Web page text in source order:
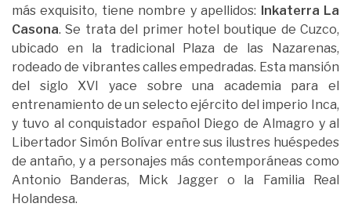
más exquisito, tiene nombre y apellidos: Inkaterra La
Casona. Se trata del primer hotel boutique de Cuzco,
ubicado en la tradicional Plaza de las Nazarenas,
rodeado de vibrantes calles empedradas. Esta mansión
del siglo XVI yace sobre una academia para el
entrenamiento de un selecto ejército del imperio Inca,
y tuvo al conquistador español Diego de Almagro y al
Libertador Simón Bolívar entre sus ilustres huéspedes
de antaño, y a personajes más contemporáneas como
Antonio Banderas, Mick Jagger o la Familia Real
Holandesa.